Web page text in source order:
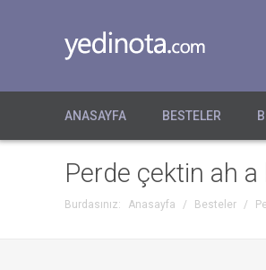
ANASAYFA BESTELER
Perde çektin ah
Burdasınız: Anasayfa / Besteler /